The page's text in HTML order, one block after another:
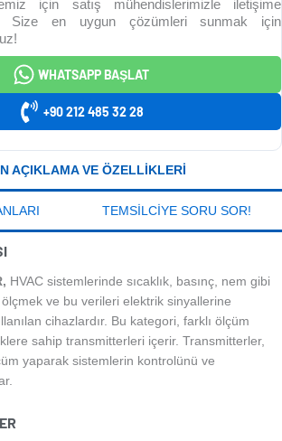
için satış mühendislerimizle iletişime
Size en uygun çözümleri sunmak için
WHATSAPP BAŞLAT
+90 212 485 32 28
AÇIKLAMA VE ÖZELLIKLERI
TEMSILCIYE SORU SOR!
HVAC sistemlerinde sıcaklık, basınç, nem gibi
ve bu verileri elektrik sinyallerine
cihazlardır. Bu kategori, farklı ölçüm
sahip transmitterleri içerir. Transmitterler,
yaparak sistemlerin kontrolünü ve